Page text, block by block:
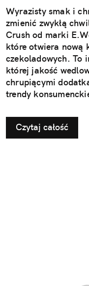
Wyrazisty smak i
zmienić zwykłą
Crush od marki
które otwiera nową
czekoladowych. To
której jakość
chrupiącymi
trendy
Czytaj całość